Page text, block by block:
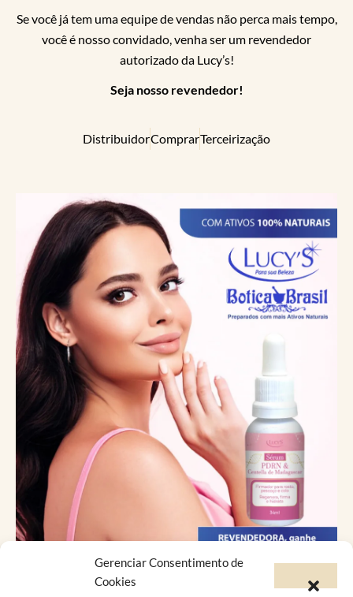
Gerenciar Consentimento de
Cookies
Se você já tem uma equipe de vendas não perca mais tempo,
você é nosso convidado, venha ser um revendedor
autorizado da Lucy’s!
Seja nosso revendedor!
DistribuidorComprarTerceirização
Catálogo Virtual